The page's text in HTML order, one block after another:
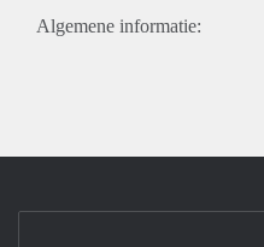
Algemene informatie: